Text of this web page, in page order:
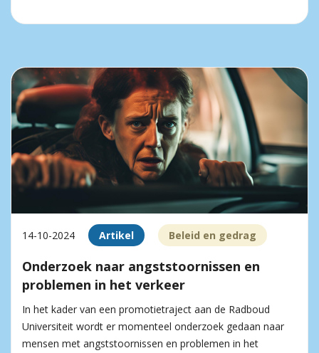
14-10-2024 Artikel Beleid en gedrag
Onderzoek naar angststoornissen en
problemen in het verkeer
In het kader van een promotietraject aan de Radboud
Universiteit wordt er momenteel onderzoek gedaan naar
mensen met angststoornissen en problemen in het